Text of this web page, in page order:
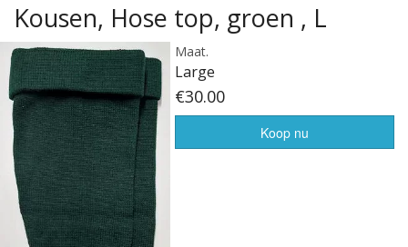
Eten en Drinken
Kilt - Kleding
Highland Titles
Verhuur
AFGEPRIJST - UITVERKOOP
Kousen, Hose top, groen , L
Maat.
Large
€30.00
Koop nu